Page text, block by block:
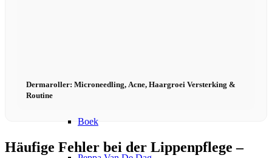
Wiki
Boek
Dermaroller: Microneedling, Acne, Haargroei Versterking &
Routine
Häufige Fehler bei der Lippenpflege –